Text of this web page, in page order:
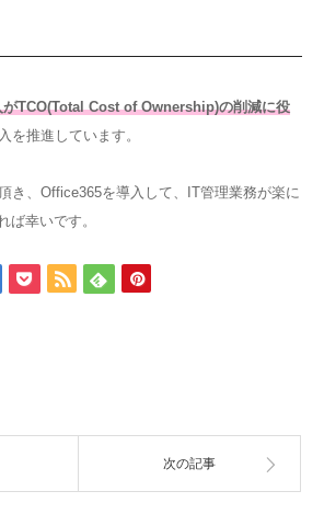
TCO(Total Cost of Ownership)の削減に役
を推進しています。
き、Office365を導入して、IT管理業務が楽に
ば幸いです。
次の記事